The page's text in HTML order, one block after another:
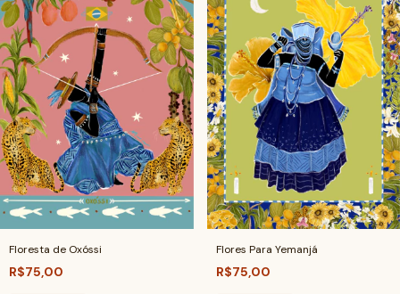
Floresta de Oxóssi
R$75,00
Flores Para Yemanjá
R$75,00